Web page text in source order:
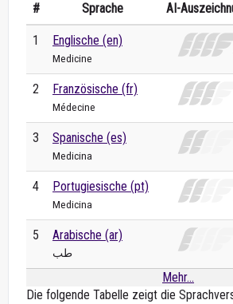
#
Sprache AI-
1 Englische (en)
Medicine
2 Französische (fr)
Médecine
3 Spanische (es)
Medicina
4 Portugiesische (pt)
Medicina
5 Arabische (ar)
طب
Mehr...
Die folgende Tabelle zeigt die